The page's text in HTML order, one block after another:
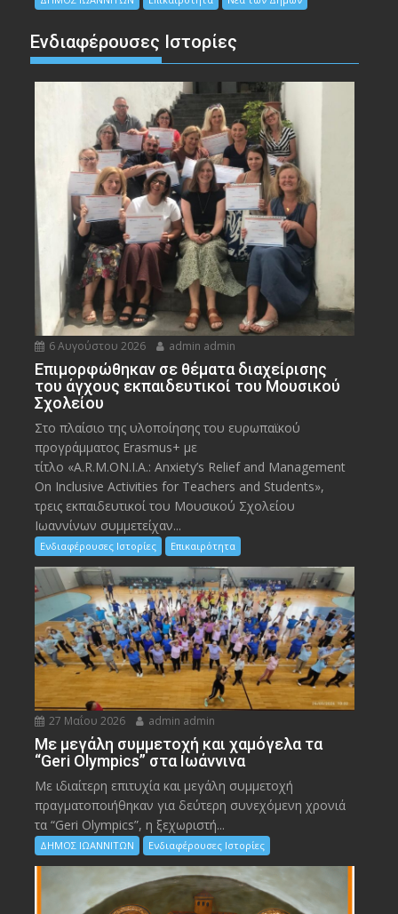
Ενδιαφέρουσες Ιστορίες
6 Αυγούστου 2026 admin admin
Eπιμορφώθηκαν σε θέματα διαχείρισης
του άγχους εκπαιδευτικοί του Μουσικού
Σχολείου
Στο πλαίσιο της υλοποίησης του ευρωπαϊκού
προγράμματος Erasmus+ με
τίτλο «A.R.M.ON.I.A.: Anxiety’s Relief and Management
On Inclusive Activities for Teachers and Students»,
τρεις εκπαιδευτικοί του Μουσικού Σχολείου
Ιωαννίνων συμμετείχαν...
Ενδιαφέρουσες Ιστορίες Επικαιρότητα
27 Μαΐου 2026 admin admin
Με μεγάλη συμμετοχή και χαμόγελα τα
“Geri Olympics” στα Ιωάννινα
Με ιδιαίτερη επιτυχία και μεγάλη συμμετοχή
πραγματοποιήθηκαν για δεύτερη συνεχόμενη χρονιά
τα “Geri Olympics”, η ξεχωριστή...
ΔΗΜΟΣ ΙΩΑΝΝΙΤΩΝ Ενδιαφέρουσες Ιστορίες